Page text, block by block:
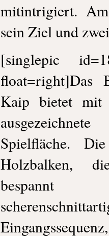
mitintrigiert.
sein Ziel und
[singlepic
float=right]Das
Kaip bietet mit
Spielfläche.
Holzbalken,
bespannt